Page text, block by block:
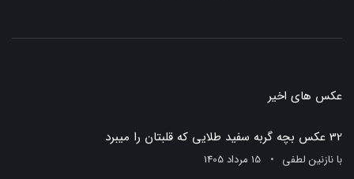
عکس های اخیر
32 عکس بچه گربه سفید طلایی که قلبتان را میبرد
بانازنین لطفی 15 مرداد 1405